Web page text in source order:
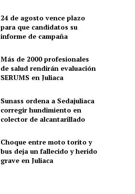
24 de agosto vence plazo
para que candidatos su
informe de campaña
Más de 2000 profesionales
de salud rendirán evaluación
SERUMS en Juliaca
Sunass ordena a Sedajuliaca
corregir hundimiento en
colector de alcantarillado
Choque entre moto torito y
bus deja un fallecido y herido
grave en Juliaca